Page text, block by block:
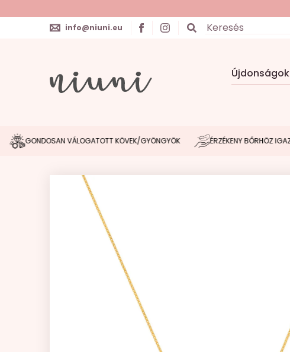
Újdonságok
info@niuni.eu
GONDOSAN VÁLOGATOTT KÖVEK/GYÖNGYÖK ÉRZÉKENY BŐRHÖZ IGAZODVA